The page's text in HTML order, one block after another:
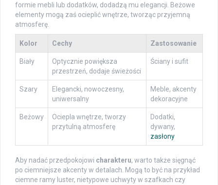
formie mebli lub dodatków, dodadzą mu elegancji. Beżowe
elementy mogą zaś ocieplić wnętrze, tworząc przyjemną
atmosferę.
Kolor Cechy Zastosowanie
Biały
Optycznie powiększa
przestrzeń, dodaje świeżości
Ściany i sufit
Szary
Elegancki, nowoczesny,
uniwersalny
Meble, akcenty
dekoracyjne
Beżowy
Ociepla wnętrze, tworzy
przytulną atmosferę
Dodatki,
dywany,
zasłony
Aby nadać przedpokojowi charakteru, warto także sięgnąć
po ciemniejsze akcenty w detalach. Mogą to być na przykład
ciemne ramy luster, nietypowe uchwyty w szafkach czy